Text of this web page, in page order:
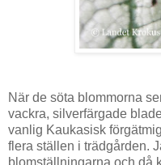
När de söta blommorna
vackra, silverfärgade
vanlig Kaukasisk
flera ställen i trädgården.
blomställningarna och då